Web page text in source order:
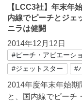
【LCC3社】年末年
内線でピーチとジェ
ニラは健闘
2014年12月12日
#ピーチ・アビエーシ
#ジェットスター
#
2014年度年末年始期
と、国内線でピーチ